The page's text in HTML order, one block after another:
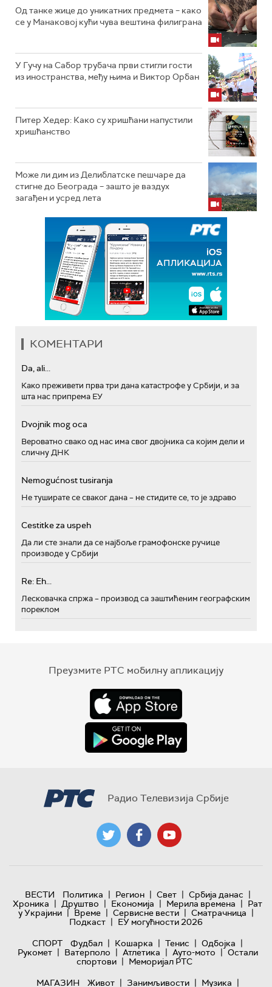
Од танке жице до уникатних предмета – како
се у Манаковој кући чува вештина филиграна
У Гучу на Сабор трубача први стигли гости
из иностранства, међу њима и Виктор Орбан
Питер Хедер: Како су хришћани напустили
хришћанство
Може ли дим из Делиблатске пешчаре да
стигне до Београда – зашто је ваздух
загађен и усред лета
КОМЕНТАРИ
Da, ali...
Како преживети прва три дана катастрофе у Србији, и за
шта нас припрема ЕУ
Dvojnik mog oca
Вероватно свако од нас има свог двојника са којим дели и
сличну ДНК
Nemogućnost tusiranja
Не туширате се сваког дана – не стидите се, то је здраво
Cestitke za uspeh
Да ли сте знали да се најбоље грамофонске ручице
производе у Србији
Re: Eh...
Лесковачка спржа – производ са заштићеним географским
пореклом
Преузмите РТС мобилну апликацију
Радио Телевизија Србије
ВЕСТИ Политика | Регион | Свет | Србија данас |
Хроника | Друштво | Економија | Мерила времена | Рат
у Украјини | Време | Сервисне вести | Сматрачница |
Подкаст | ЕУ могућности 2026
СПОРТ
Фудбал | Кошарка | Тенис | Одбојка |
Рукомет | Ватерполо | Атлетика | Ауто-мото | Остали
спортови | Меморијал РТС
МАГАЗИН
Живот | Занимљивости | Музика |